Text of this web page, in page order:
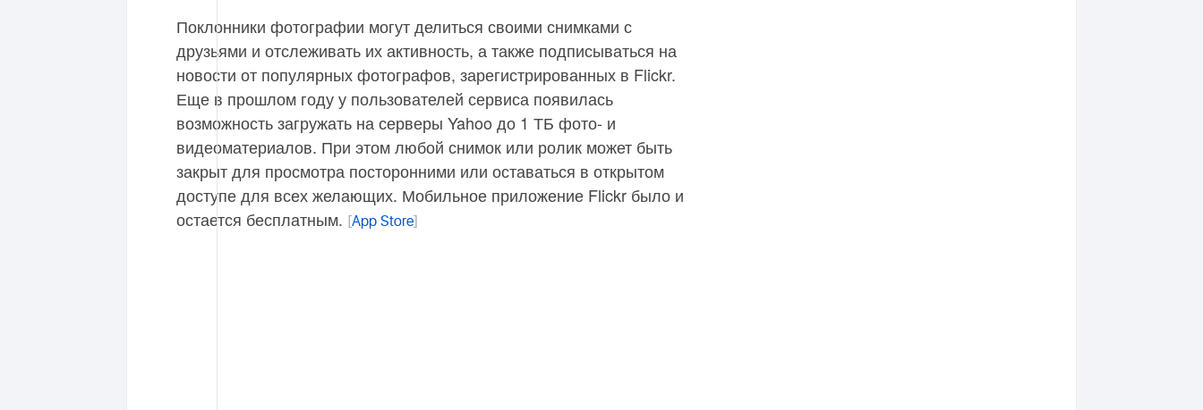
Поклонники фотографии могут делиться своими снимками с
друзьями и отслеживать их активность, а также подписываться на
новости от популярных фотографов, зарегистрированных в Flickr.
Еще в прошлом году у пользователей сервиса появилась
возможность загружать на серверы Yahoo до 1 ТБ фото- и
видеоматериалов. При этом любой снимок или ролик может быть
закрыт для просмотра посторонними или оставаться в открытом
доступе для всех желающих. Мобильное приложение Flickr было и
остается бесплатным.
App Store